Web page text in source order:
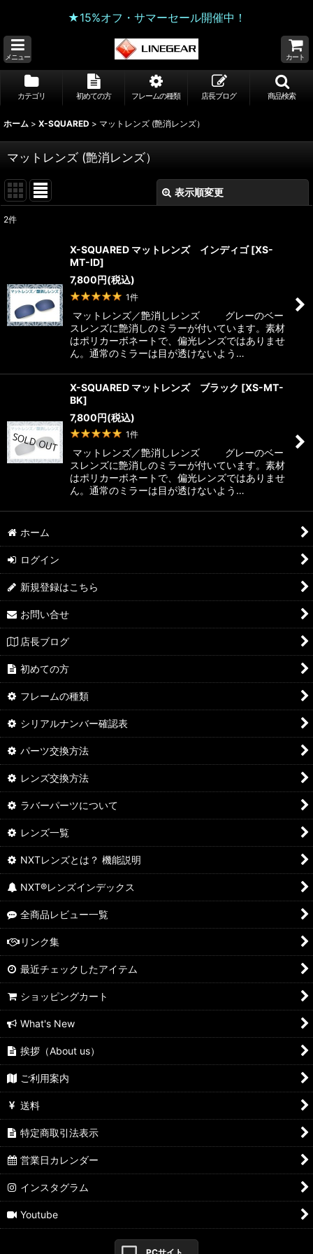
★15%オフ・サマーセール開催中！
メニュー カート
カテゴリ 初めての方 フレームの種類 店長ブログ 商品検索
ホーム > X-SQUARED > マットレンズ (艶消レンズ）
マットレンズ (艶消レンズ）
表示順変更
絞り込む
2件
X-SQUARED マットレンズ インディゴ [XS-
MT-ID]
7,800円(税込)
1件
マットレンズ／艶消しレンズ グレーのベー
スレンズに艶消しのミラーが付いています。素材
はポリカーボネートで、偏光レンズではありませ
ん。通常のミラーは目が透けないよう…
X-SQUARED マットレンズ ブラック [XS-MT-
BK]
7,800円(税込)
1件
マットレンズ／艶消しレンズ グレーのベー
スレンズに艶消しのミラーが付いています。素材
はポリカーボネートで、偏光レンズではありませ
ん。通常のミラーは目が透けないよう…
ホーム
ログイン
新規登録はこちら
お問い合せ
店長ブログ
初めての方
フレームの種類
シリアルナンバー確認表
パーツ交換方法
レンズ交換方法
ラバーパーツについて
レンズ一覧
NXTレンズとは？ 機能説明
NXT®レンズインデックス
全商品レビュー一覧
リンク集
最近チェックしたアイテム
ショッピングカート
What's New
挨拶（About us）
ご利用案内
送料
特定商取引法表示
営業日カレンダー
インスタグラム
Youtube